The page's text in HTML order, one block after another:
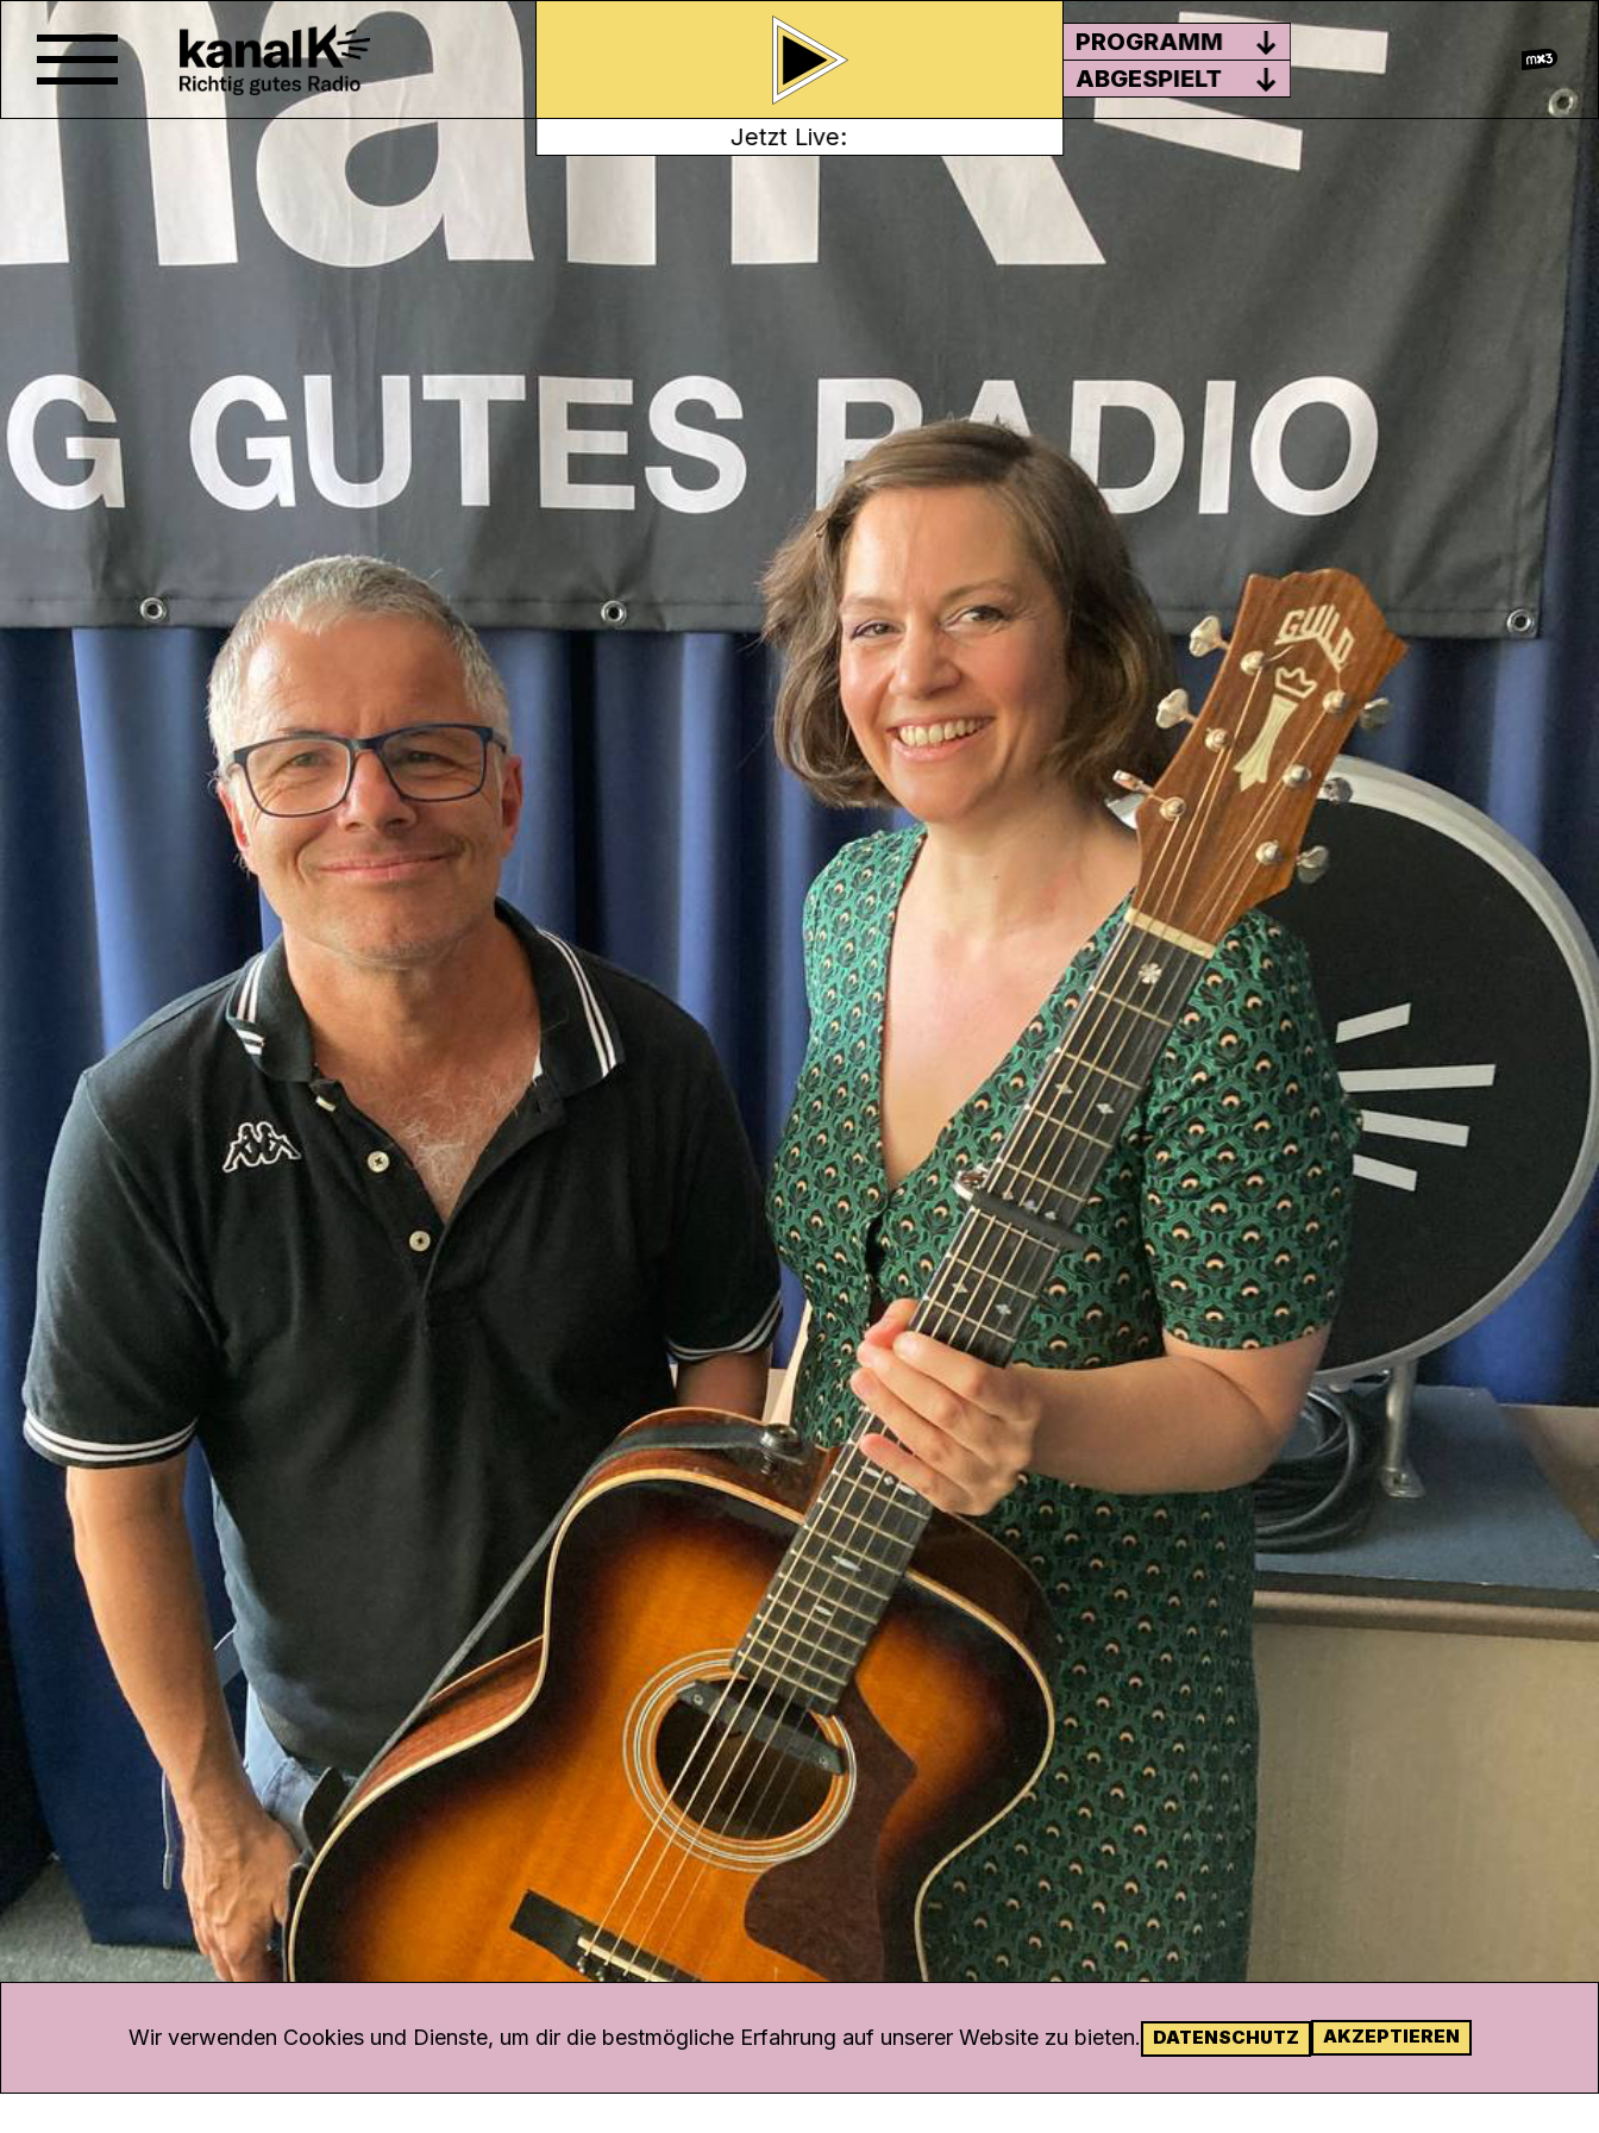
Jetzt Live:
PROGRAMM
ABGESPIELT
HEIDI HAPPY ZU GAST BEI DEN HAPPYS!
anderem ans Wasser, denn Silvio liest das Gedicht
«Ode an das Wasser» von Beat Koch. Eine
Haltestelle unserer Sommer-Reise befindet sich am
Bahnhof; Annabelle nimmt deine Ohren mit und
zeigt, wie vielfältig ein Bahnabenteuer klingen kann.
Luftig-leichte Gitarrenklänge zaubert uns die
Mundartmusikerin Heidi Happy, welche bei Peter zu
Gast ist. Was ihr Lieblingsglacé ist, haben wir nicht
gefragt – vielleicht mag sie Zitronensorbet?
Hoffentlich, denn Daniela erzählt dir, wie du das
leckere Glacé selbst machen kannst.
Anthony’s Geburipromi des Monats ist die
verstorbene Schauspielerin und Model Marilyn
Monroe. Die Ikone vergessen wir nicht so schnell,
genauso wie den Song «Ewigi Liebi».
Der Sänger Padi Bernhard verrät Daniela und am
Telefon, wieso dieser Song für ihn Fluch und Segen
zugleich ist. Apropos Songs – ein breiteres Sortiment
an Sommerhits als bei uns findest du garantiert
nirgends!
Sendung vom 24.06.2023
Moderation: Peter Estermann, Daniela Leutenegger,
Anthony Fiorentini, Annabelle Helbling & Silvio Rauch
01:00:08
PODCAST ABONNIEREN
TuneIn
Details zur Sendung
Happy Radio
KONTAKT
Rohrerstrasse 20
Tel.062 834 90 81
Empfang
Netiquette
Wir verwenden Cookies und Dienste, um dir die bestmögliche Erfahrung auf unserer Website zu bieten. DATENSCHUTZ AKZEPTIEREN